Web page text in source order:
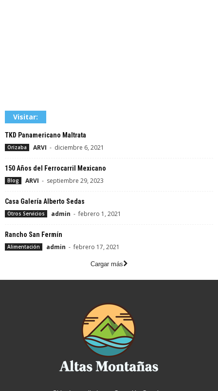
Visitar:
TKD Panamericano Maltrata
Orizaba ARVI - diciembre 6, 2021
150 Años del Ferrocarril Mexicano
Blog ARVI - septiembre 29, 2023
Casa Galería Alberto Sedas
Otros Servicios admin - febrero 1, 2021
Rancho San Fermín
Alimentación admin - febrero 17, 2021
Cargar más